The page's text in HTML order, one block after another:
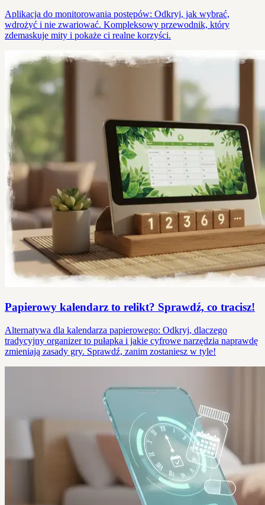
Aplikacja do monitorowania postępów: Odkryj, jak wybrać,
wdrożyć i nie zwariować. Kompleksowy przewodnik, który
zdemaskuje mity i pokaże ci realne korzyści.
Papierowy kalendarz to relikt? Sprawdź, co tracisz!
Alternatywa dla kalendarza papierowego: Odkryj, dlaczego
tradycyjny organizer to pułapka i jakie cyfrowe narzędzia naprawdę
zmieniają zasady gry. Sprawdź, zanim zostaniesz w tyle!